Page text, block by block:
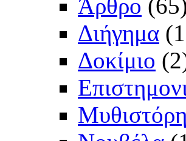
Άρθρο
Διήγημα
Δοκίμιο